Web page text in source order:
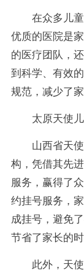
在众多儿
优质的医院是
的医疗团队，
到科学、有效
规范，减少了
太原天使
山西省天
构，凭借其先
服务，赢得了
约挂号服务，
成挂号，避免
节省了家长的
此外，天